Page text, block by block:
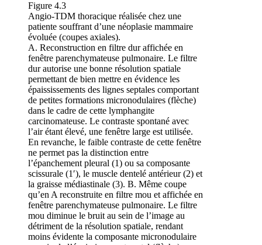
Figure 4.3
Angio-TDM thoracique réalisée chez une
patiente souffrant d’une néoplasie mammaire
évoluée (coupes axiales).
A. Reconstruction en filtre dur affichée en
fenêtre parenchymateuse pulmonaire. Le filtre
dur autorise une bonne résolution spatiale
permettant de bien mettre en évidence les
épaississements des lignes septales comportant
de petites formations micronodulaires (flèche)
dans le cadre de cette lymphangite
carcinomateuse. Le contraste spontané avec
l’air étant élevé, une fenêtre large est utilisée.
En revanche, le faible contraste de cette fenêtre
ne permet pas la distinction entre
l’épanchement pleural (1) ou sa composante
scissurale (1′), le muscle dentelé antérieur (2) et
la graisse médiastinale (3). B. Même coupe
qu’en A reconstruite en filtre mou et affichée en
fenêtre parenchymateuse pulmonaire. Le filtre
mou diminue le bruit au sein de l’image au
détriment de la résolution spatiale, rendant
moins évidente la composante micronodulaire